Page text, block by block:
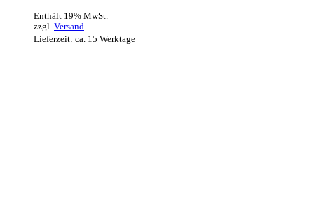
Enthält 19% MwSt.
zzgl. Versand
Lieferzeit: ca. 15 Werktage